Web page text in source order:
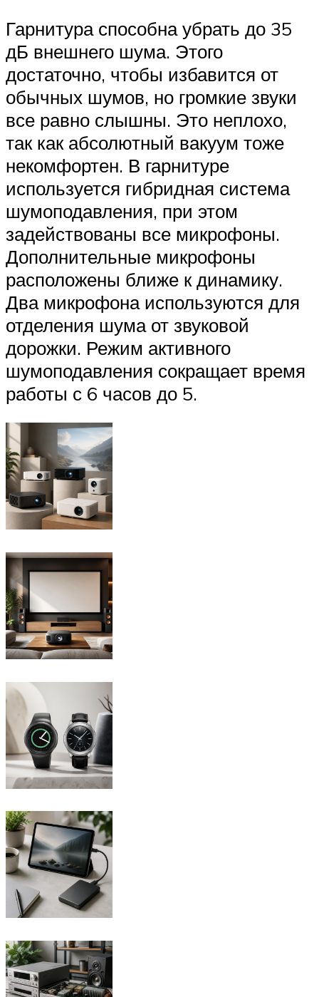
Гарнитура способна убрать до 35
дБ внешнего шума. Этого
достаточно, чтобы избавится от
обычных шумов, но громкие звуки
все равно слышны. Это неплохо,
так как абсолютный вакуум тоже
некомфортен. В гарнитуре
используется гибридная система
шумоподавления, при этом
задействованы все микрофоны.
Дополнительные микрофоны
расположены ближе к динамику.
Два микрофона используются для
отделения шума от звуковой
дорожки. Режим активного
шумоподавления сокращает время
работы с 6 часов до 5.